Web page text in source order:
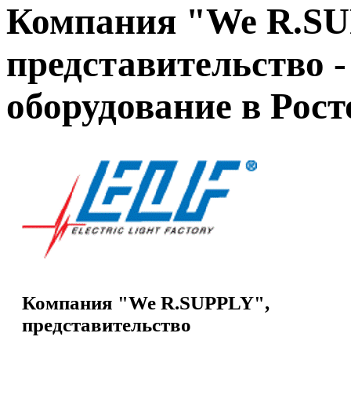
Компания "We
представительство
оборудование в
Компания "We R.SUPPLY",
представительство